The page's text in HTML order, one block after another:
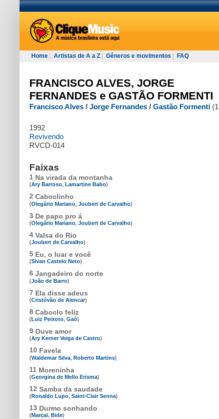
Home Artistas de A a Z Gêneros e movimentos FAQ
FRANCISCO ALVES, JORGE
FERNANDES e GASTÃO FORMENTI
Francisco Alves / Jorge Fernandes / Gastão Formenti
1992
Revivendo
RVCD-014
Faixas
1 Na virada da montanha
(Ary Barroso, Lamartine Babo)
2 Caboclinho
(Olegário Mariano, Joubert de Carvalho)
3 De papo pro á
(Olegário Mariano, Joubert de Carvalho)
4 Valsa do Rio
(Joubert de Carvalho)
5 Eu, o luar e você
(Sivan Castelo Neto)
6 Jangadeiro do norte
(João de Barro)
7 Ela disse adeus
(Cristóvão de Alencar)
8 Caboclo feliz
(Luiz Peixoto, Gaó)
9 Ouve amor
(Ary Kerner Veiga de Castro)
10 Favela
(Waldemar Silva, Roberto Martins)
11 Moreninha
(Georgina de Mello Erisma)
12 Samba da saudade
(Ronaldo Lupo, Saint-Clair Senna)
13 Durmo sonhando
(Marçal, Bide)